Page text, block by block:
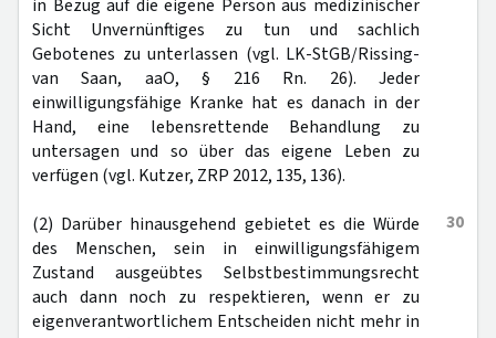
in Bezug auf die eigene Person aus medizinischer
Sicht Unvernünftiges zu tun und sachlich
Gebotenes zu unterlassen (vgl. LK-StGB/Rissing-
van Saan, aaO, § 216 Rn. 26). Jeder
einwilligungsfähige Kranke hat es danach in der
Hand, eine lebensrettende Behandlung zu
untersagen und so über das eigene Leben zu
verfügen (vgl. Kutzer, ZRP 2012, 135, 136).
30
(2) Darüber hinausgehend gebietet es die Würde
des Menschen, sein in einwilligungsfähigem
Zustand ausgeübtes Selbstbestimmungsrecht
auch dann noch zu respektieren, wenn er zu
eigenverantwortlichem Entscheiden nicht mehr in